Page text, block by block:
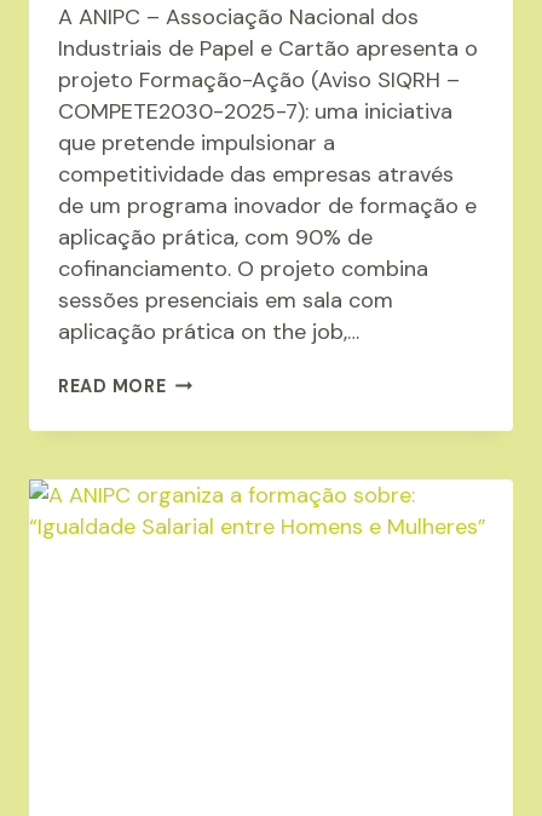
A ANIPC – Associação Nacional dos
Industriais de Papel e Cartão apresenta o
projeto Formação-Ação (Aviso SIQRH –
COMPETE2030-2025-7): uma iniciativa
que pretende impulsionar a
competitividade das empresas através
de um programa inovador de formação e
aplicação prática, com 90% de
cofinanciamento. O projeto combina
sessões presenciais em sala com
aplicação prática on the job,…
READ MOREFORMAÇÃO-
INSCRIÇÃO
ABERTA